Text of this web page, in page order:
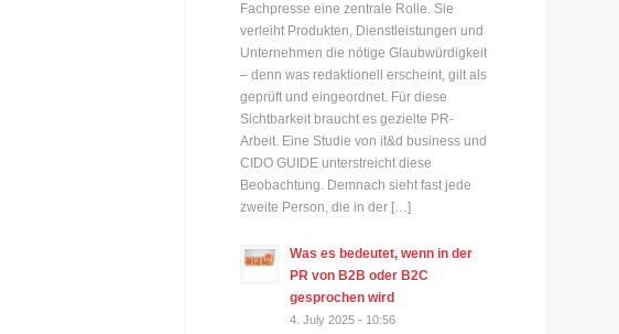
Fachpresse eine zentrale Rolle. Sie
verleiht Produkten, Dienstleistungen und
Unternehmen die nötige Glaubwürdigkeit
– denn was redaktionell erscheint, gilt als
geprüft und eingeordnet. Für diese
Sichtbarkeit braucht es gezielte PR-
Arbeit. Eine Studie von it&d business und
CIDO GUIDE unterstreicht diese
Beobachtung. Demnach sieht fast jede
zweite Person, die in der […]
Was es bedeutet, wenn in der
PR von B2B oder B2C
gesprochen wird
4. July 2025 - 10:56